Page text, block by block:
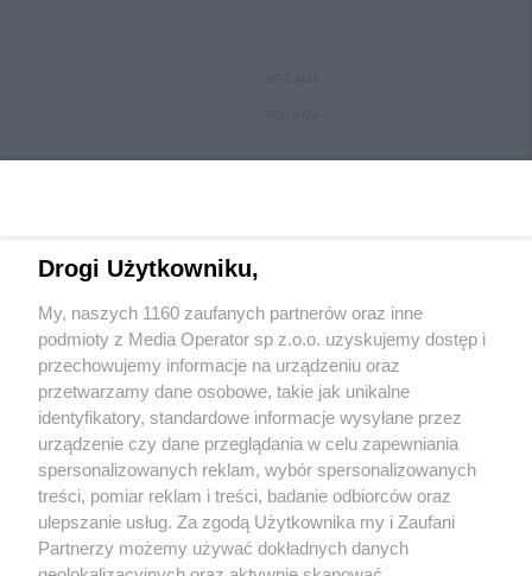
Wydawca mediówlokalnych
Drogi Użytkowniku,
My, naszych 1160 zaufanych partnerów oraz inne
podmioty z Media Operator sp z.o.o. uzyskujemy dostęp i
przechowujemy informacje na urządzeniu oraz
przetwarzamy dane osobowe, takie jak unikalne
identyfikatory, standardowe informacje wysyłane przez
urządzenie czy dane przeglądania w celu zapewniania
spersonalizowanych reklam, wybór spersonalizowanych
treści, pomiar reklam i treści, badanie odbiorców oraz
ulepszanie usług. Za zgodą Użytkownika my i Zaufani
Partnerzy możemy używać dokładnych danych